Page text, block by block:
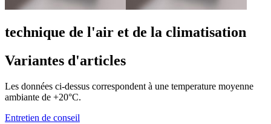
technique de l'air et de la climatisation
Variantes d'articles
Les données ci-dessus correspondent à une temperature moyenne
ambiante de +20°C.
Entretien de conseil